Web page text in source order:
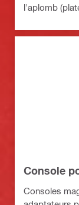
l'aplomb
Console
Consoles